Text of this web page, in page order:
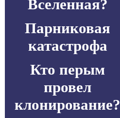
Вселенная?
Парниковая
катастрофа
Кто перым
провел
клонирование?